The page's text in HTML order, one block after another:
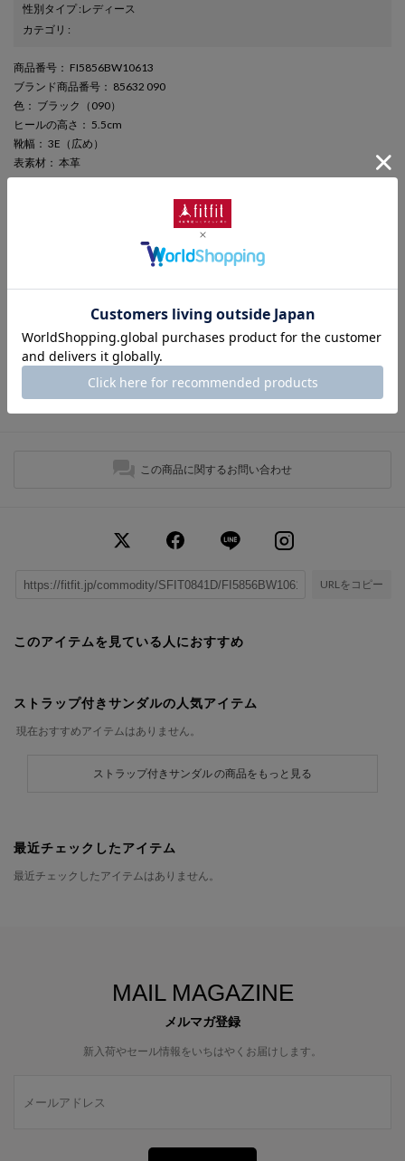
性別タイプ : レディース
カテゴリ :
商品番号 ： FI5856BW10613
ブランド商品番号 ： 85632 090
色 ： ブラック（090）
ヒールの高さ ： 5.5cm
靴幅 ： 3E（広め）
表素材 ： 本革
さらに詳しい情報を表示
この商品は期間限定セール対象商品です。
キャンペーン終了日時
2026年8月10日 (Mon) 23:59
この商品に関するお問い合わせ
URLをコピー
このアイテムを見ている人におすすめ
ストラップ付きサンダルの人気アイテム
現在おすすめアイテムはありません。
ストラップ付きサンダル の商品をもっと見る
最近チェックしたアイテム
最近チェックしたアイテムはありません。
MAIL MAGAZINE
メルマガ登録
新入荷やセール情報をいちはやくお届けします。